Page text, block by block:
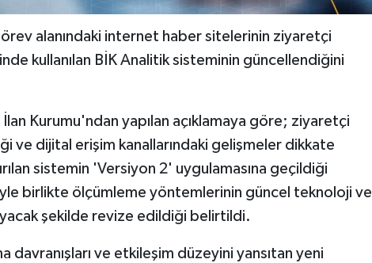
alanındaki internet haber sitelerinin ziyaretçi
kullanılan BİK Analitik sisteminin güncellendiğini
İlan Kurumu'ndan yapılan açıklamaya göre; ziyaretçi
ve dijital erişim kanallarındaki gelişmeler dikkate
sistemin 'Versiyon 2' uygulamasına geçildiği
birlikte ölçümleme yöntemlerinin güncel teknoloji ve
şekilde revize edildiği belirtildi.
davranışları ve etkileşim düzeyini yansıtan yeni